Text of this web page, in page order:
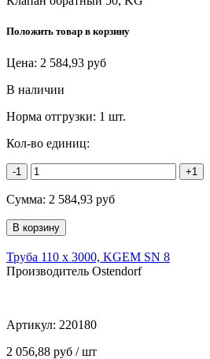
Положить товар в корзину
Цена: 2 584,93 руб
В наличии
Норма отгрузки: 1 шт.
Кол-во единиц:
-1 +1
Сумма: 2 584,93 руб
Труба 110 х 3000, KGEM SN 8
Производитель Ostendorf
Артикул: 220180
2 056,88 руб / шт